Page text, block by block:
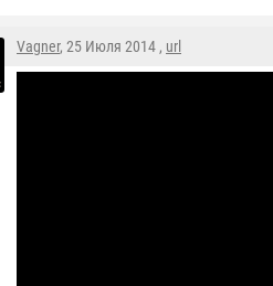
Vagner, 25 Июля 2014 , url